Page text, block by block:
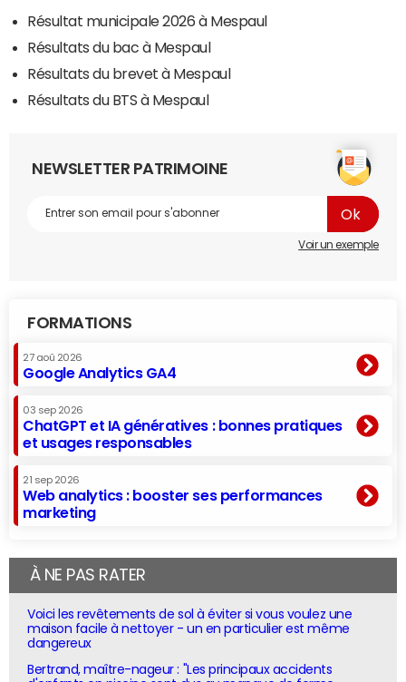
Résultat municipale 2026 à Mespaul
Résultats du bac à Mespaul
Résultats du brevet à Mespaul
Résultats du BTS à Mespaul
NEWSLETTER PATRIMOINE
Voir un exemple
FORMATIONS
27 aoû 2026
Google Analytics GA4
03 sep 2026
ChatGPT et IA génératives : bonnes pratiques
et usages responsables
21 sep 2026
Web analytics : booster ses performances
marketing
À NE PAS RATER
Voici les revêtements de sol à éviter si vous voulez une
maison facile à nettoyer - un en particulier est même
dangereux
Bertrand, maître-nageur : "Les principaux accidents